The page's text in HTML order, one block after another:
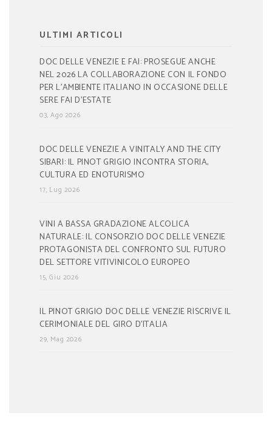
ULTIMI ARTICOLI
DOC DELLE VENEZIE E FAI: PROSEGUE ANCHE
NEL 2026 LA COLLABORAZIONE CON IL FONDO
PER L’AMBIENTE ITALIANO IN OCCASIONE DELLE
SERE FAI D’ESTATE
03, Ago 2026
DOC DELLE VENEZIE A VINITALY AND THE CITY
SIBARI: IL PINOT GRIGIO INCONTRA STORIA,
CULTURA ED ENOTURISMO
17, Lug 2026
VINI A BASSA GRADAZIONE ALCOLICA
NATURALE: IL CONSORZIO DOC DELLE VENEZIE
PROTAGONISTA DEL CONFRONTO SUL FUTURO
DEL SETTORE VITIVINICOLO EUROPEO
15, Giu 2026
IL PINOT GRIGIO DOC DELLE VENEZIE RISCRIVE IL
CERIMONIALE DEL GIRO D’ITALIA
29, Mag 2026